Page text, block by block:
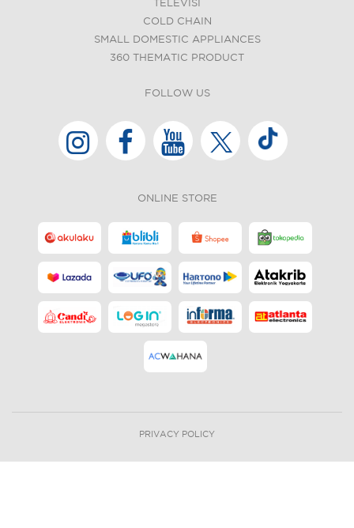
TELEVISI
COLD CHAIN
SMALL DOMESTIC APPLIANCES
360 THEMATIC PRODUCT
FOLLOW US
ONLINE STORE
PRIVACY POLICY